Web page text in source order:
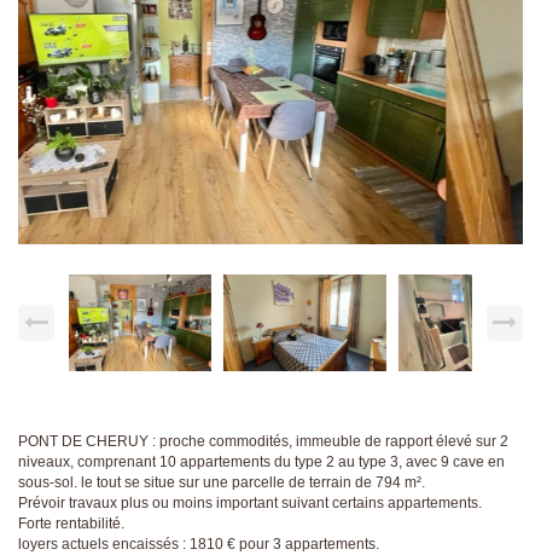
PONT DE CHERUY : proche commodités, immeuble de rapport élevé sur 2
niveaux, comprenant 10 appartements du type 2 au type 3, avec 9 cave en
sous-sol. le tout se situe sur une parcelle de terrain de 794 m².
Prévoir travaux plus ou moins important suivant certains appartements.
Forte rentabilité.
loyers actuels encaissés : 1810 € pour 3 appartements.